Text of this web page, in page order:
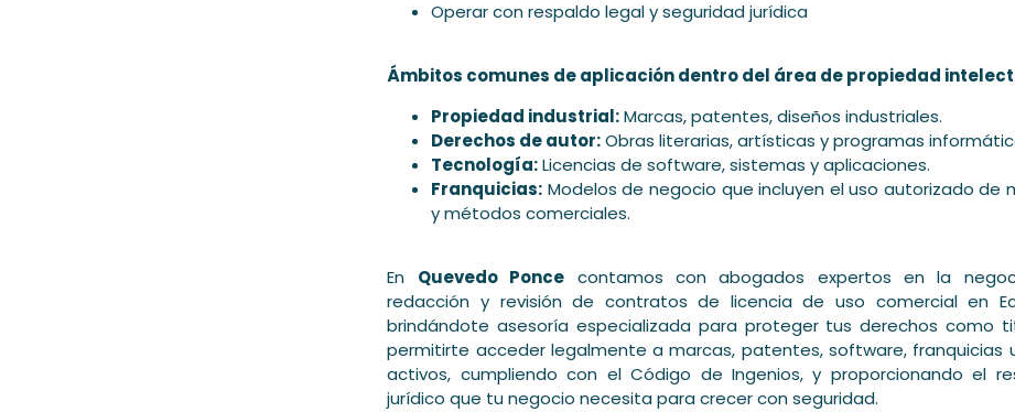
Operar con respaldo legal y seguridad jurídica
Ámbitos comunes de aplicación dentro del área de propiedad
Propiedad industrial:Marcas, patentes, diseños industriales.
Derechos de autor:Obras literarias, artísticas y programas
Tecnología:Licencias de software, sistemas y aplicaciones.
Franquicias: Modelos de negocio que incluyen el uso autorizado de
y métodos comerciales.
En Quevedo Ponce contamos con abogados expertos en la
redacción y revisión de contratos de licencia de uso comercial en
brindándote asesoría especializada para proteger tus derechos como
permitirte acceder legalmente a marcas, patentes, software, franquicias
activos, cumpliendo con el Código de Ingenios, y proporcionando el
jurídico que tu negocio necesita para crecer con seguridad.